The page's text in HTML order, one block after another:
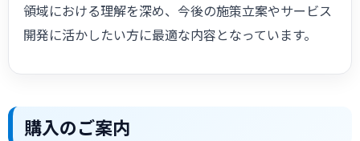
領域における理解を深め、今後の施策立案やサービス
開発に活かしたい方に最適な内容となっています。
購入のご案内